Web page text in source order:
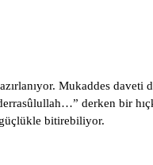
Mukaddes daveti
derken bir
güçlükle bitirebiliyor.